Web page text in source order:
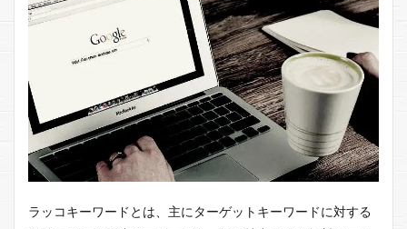
ラッコキーワードとは、主にターゲットキーワードに対する